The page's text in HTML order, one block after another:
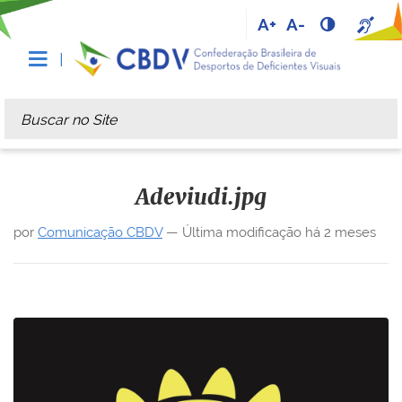
A+ A-
Busca
Busca Avançada…
Adeviudi.jpg
por Comunicação CBDV— Última modificação há 2 meses